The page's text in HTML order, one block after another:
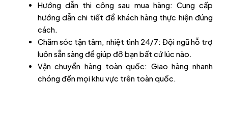
Hướng dẫn thi công sau mua hàng: Cung cấp
hướng dẫn chi tiết để khách hàng thực hiện đúng
cách.
Chăm sóc tận tâm, nhiệt tình 24/7: Đội ngũ hỗ trợ
luôn sẵn sàng để giúp đỡ bạn bất cứ lúc nào.
Vận chuyển hàng toàn quốc: Giao hàng nhanh
chóng đến mọi khu vực trên toàn quốc.